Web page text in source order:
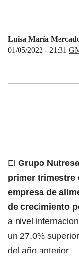
Luisa María
01/05/2022 - 21:31
El Grupo Nutresa
primer trimestre
empresa de
de crecimiento
a nivel
un 27,0%
del año anterior.